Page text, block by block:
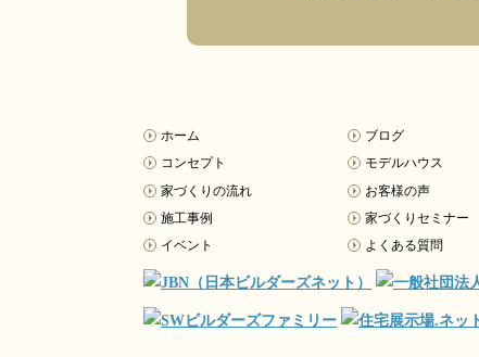
ホーム
コンセプト
家づくりの流れ
施工事例
イベント
ブログ
モデルハウス
お客様の声
家づくりセミナー
よくある質問